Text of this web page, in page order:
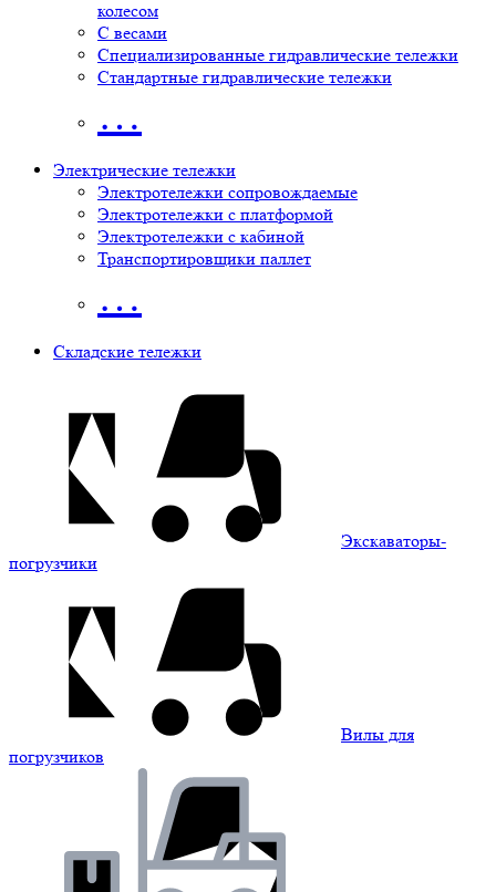
колесом
С весами
Специализированные гидравлические тележки
Стандартные гидравлические тележки
…
Электрические тележки
Электротележки сопровождаемые
Электротележки с платформой
Электротележки с кабиной
Транспортировщики паллет
…
Складские тележки
Экскаваторы-
погрузчики
Вилы для
погрузчиков